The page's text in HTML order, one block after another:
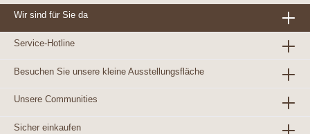
Wir sind für Sie da
Service-Hotline
Besuchen Sie unsere kleine Ausstellungsfläche
Unsere Communities
Sicher einkaufen